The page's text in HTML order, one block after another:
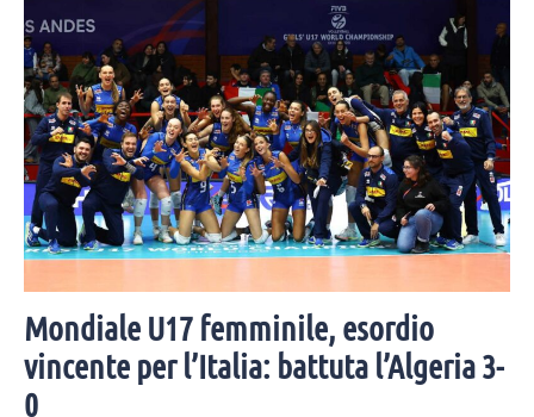
Campionati Europei.
Mondiale U17 femminile, esordio
vincente per l’Italia: battuta l’Algeria 3-
0